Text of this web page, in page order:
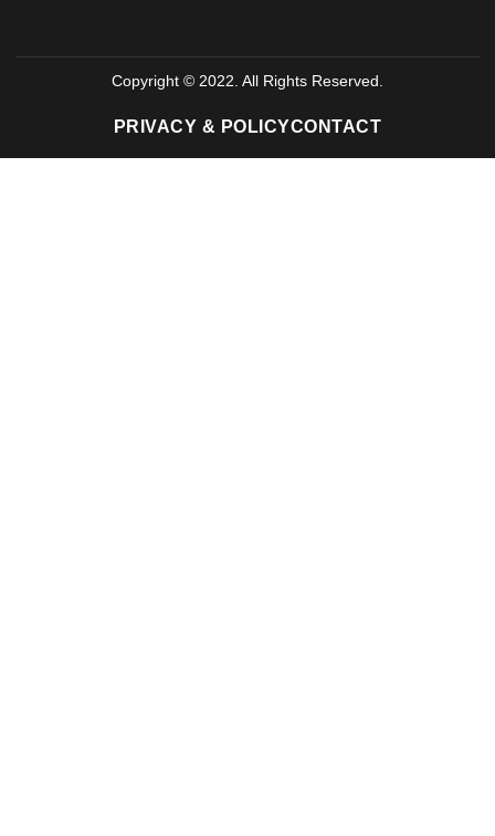
Copyright © 2022. All Rights Reserved.
PRIVACY & POLICYCONTACT